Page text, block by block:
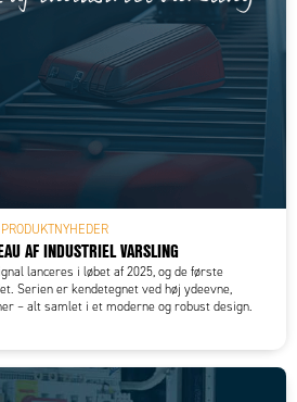
PRODUKTNYHEDER
AF INDUSTRIEL VARSLING
lanceres i løbet af 2025, og de første
Serien er kendetegnet ved høj ydeevne,
– alt samlet i et moderne og robust design.